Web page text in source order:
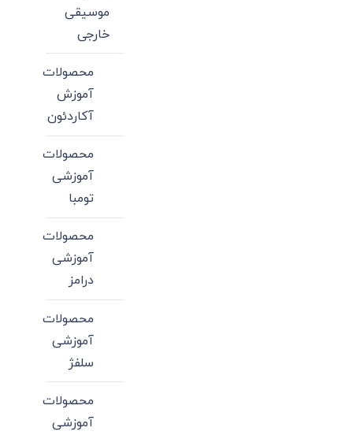
موسیقی
خارجی
محصولات
آموزش
آکاردئون
محصولات
آموزشی
تومبا
محصولات
آموزشی
درامز
محصولات
آموزشی
سلفژ
محصولات
آموزشی